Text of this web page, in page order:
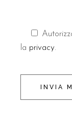
la privacy.
INVIA